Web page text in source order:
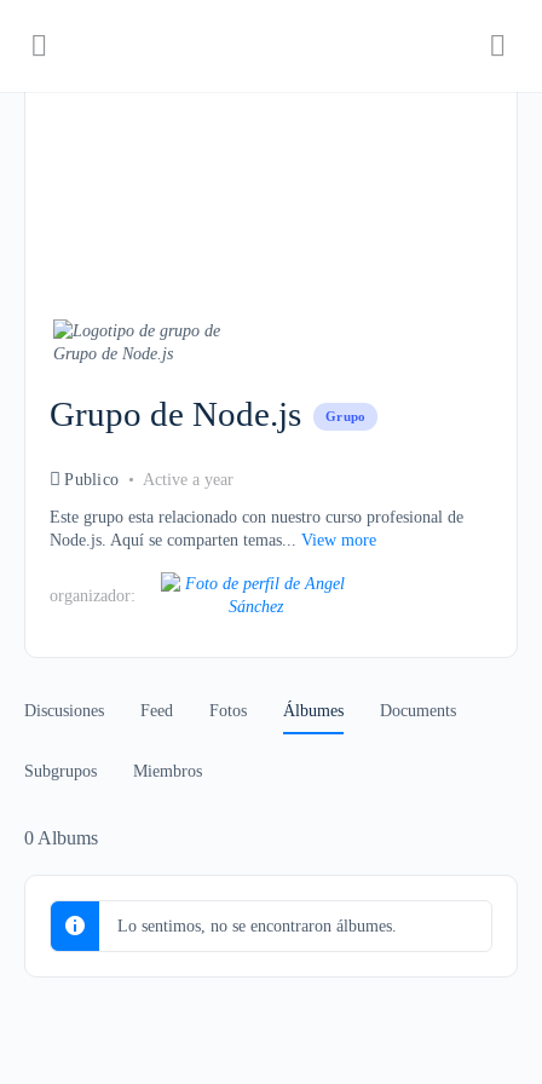
Grupo de Node.js Grupo
Publico Active a year
Este grupo esta relacionado con nuestro curso profesional de
Node.js. Aquí se comparten temas... View more
organizador:
Discusiones Feed Fotos Álbumes Documents
Subgrupos Miembros
0 Albums
Lo sentimos, no se encontraron álbumes.